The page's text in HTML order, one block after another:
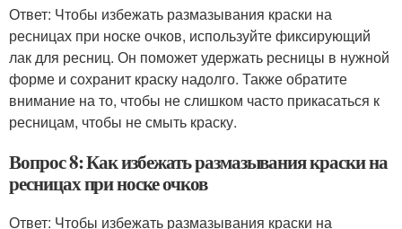
Ответ: Чтобы избежать размазывания краски на
ресницах при носке очков, используйте фиксирующий
лак для ресниц. Он поможет удержать ресницы в нужной
форме и сохранит краску надолго. Также обратите
внимание на то, чтобы не слишком часто прикасаться к
ресницам, чтобы не смыть краску.
Вопрос 8: Как избежать размазывания краски на
ресницах при носке очков
Ответ: Чтобы избежать размазывания краски на